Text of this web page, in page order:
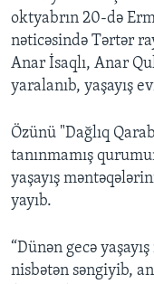
oktyabrın 20-də
nəticəsində Tərtər
Anar İsaqlı, Anar
yaralanıb, yaşayış
Özünü "Dağlıq
tanınmamış
yaşayış
yayıb.
“Dünən gecə
nisbətən səngiyib,